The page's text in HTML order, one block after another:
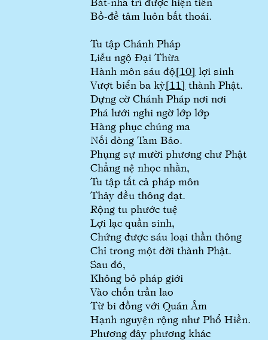
Bồ-đề tâm luôn bất thoái.
Tu tập Chánh Pháp
Liễu ngộ Đại Thừa
Hành môn sáu độ[10] lợi sinh
Vượt biển ba kỳ[11] thành Phật.
Dựng cờ Chánh Pháp nơi nơi
Phá lưới nghi ngờ lớp lớp
Hàng phục chúng ma
Nối dòng Tam Bảo.
Phụng sự mười phương chư Phật
Chẳng nệ nhọc nhằn,
Tu tập tất cả pháp môn
Thảy đều thông đạt.
Rộng tu phước tuệ
Lợi lạc quần sinh,
Chứng được sáu loại thần thông
Chỉ trong một đời thành Phật.
Sau đó,
Không bỏ pháp giới
Vào chốn trần lao
Từ bi đồng với Quán Âm
Hạnh nguyện rộng như Phổ Hiền.
Phương đây phương khác